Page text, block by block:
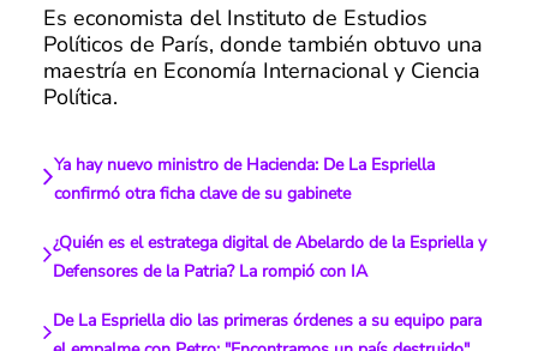
Es economista del Instituto de Estudios
Políticos de París, donde también obtuvo una
maestría en Economía Internacional y Ciencia
Política.
Ya hay nuevo ministro de Hacienda: De La Espriella
confirmó otra ficha clave de su gabinete
¿Quién es el estratega digital de Abelardo de la Espriella y
Defensores de la Patria? La rompió con IA
De La Espriella dio las primeras órdenes a su equipo para